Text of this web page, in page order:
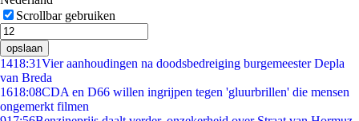
Scrollbar gebruiken
opslaan
1418:31Vier aanhoudingen na doodsbedreiging burgemeester Depla
van Breda
1618:08CDA en D66 willen ingrijpen tegen 'gluurbrillen' die mensen
ongemerkt filmen